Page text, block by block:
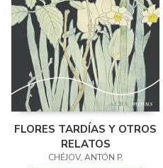
FLORES TARDÍAS Y OTROS
RELATOS
CHÉJOV, ANTÓN P.